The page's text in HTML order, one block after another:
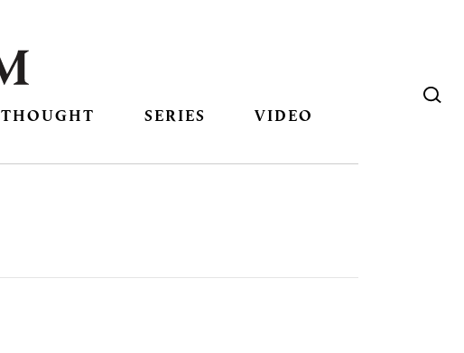
THOUGHT SERIES VIDEO